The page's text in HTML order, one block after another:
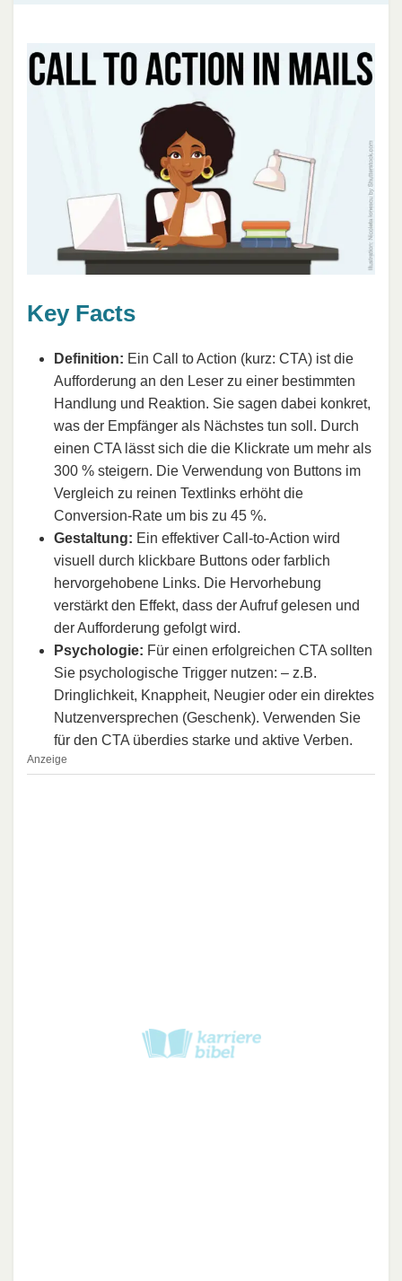
Key Facts
Definition: Ein Call to Action (kurz: CTA) ist die
Aufforderung an den Leser zu einer bestimmten
Handlung und Reaktion. Sie sagen dabei konkret,
was der Empfänger als Nächstes tun soll. Durch
einen CTA lässt sich die die Klickrate um mehr als
300 % steigern. Die Verwendung von Buttons im
Vergleich zu reinen Textlinks erhöht die
Conversion-Rate um bis zu 45 %.
Gestaltung: Ein effektiver Call-to-Action wird
visuell durch klickbare Buttons oder farblich
hervorgehobene Links. Die Hervorhebung
verstärkt den Effekt, dass der Aufruf gelesen und
der Aufforderung gefolgt wird.
Psychologie: Für einen erfolgreichen CTA sollten
Sie psychologische Trigger nutzen: – z.B.
Dringlichkeit, Knappheit, Neugier oder ein direktes
Nutzenversprechen (Geschenk). Verwenden Sie
für den CTA überdies starke und aktive Verben.
Anzeige